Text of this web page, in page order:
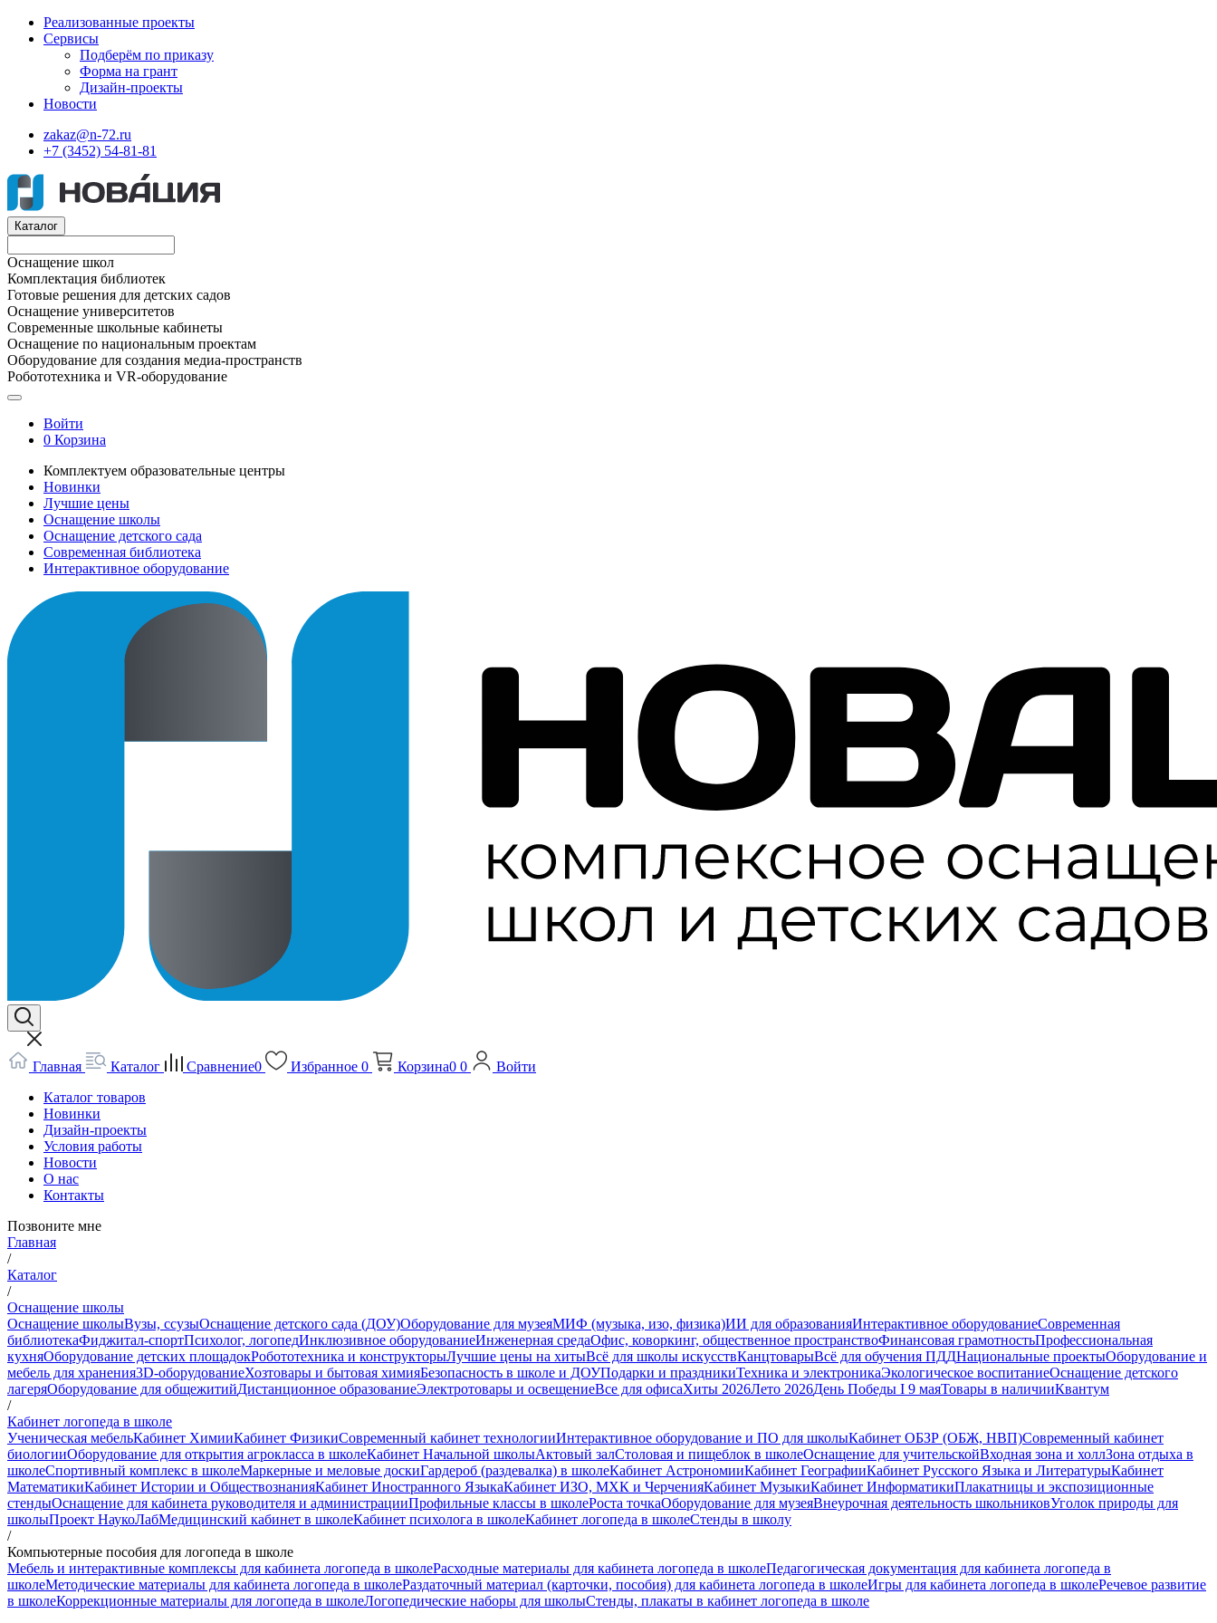
Реализованные проекты
Сервисы
Подберём по приказу
Форма на грант
Дизайн-проекты
Новости
zakaz@n-72.ru
+7 (3452) 54-81-81
Каталог
Оснащение школ
Комплектация библиотек
Готовые решения для детских садов
Оснащение университетов
Современные школьные кабинеты
Оснащение по национальным проектам
Оборудование для создания медиа-пространств
Робототехника и VR-оборудование
Войти
0 Корзина
Комплектуем образовательные центры
Новинки
Лучшие цены
Оснащение школы
Оснащение детского сада
Современная библиотека
Интерактивное оборудование
Главная Каталог Сравнение0 Избранное 0 Корзина0 0
Войти
Каталог товаров
Новинки
Дизайн-проекты
Условия работы
Новости
О нас
Контакты
Позвоните мне
Главная
/
Каталог
/
Оснащение школы
Оснащение школыВузы, ссузыОснащение детского сада (ДОУ)Оборудование для музеяМИФ (музыка, изо, физика)ИИ для образованияИнтерактивное оборудованиеСовременная
библиотекаФиджитал-спортПсихолог, логопедИнклюзивное оборудованиеИнженерная средаОфис, коворкинг, общественное пространствоФинансовая грамотностьПрофессиональная
кухняОборудование детских площадокРобототехника и конструкторыЛучшие цены на хитыВсё для школы искусствКанцтоварыВсё для обучения ПДДНациональные проектыОборудование и
мебель для хранения3D-оборудованиеХозтовары и бытовая химияБезопасность в школе и ДОУПодарки и праздникиТехника и электроникаЭкологическое воспитаниеОснащение детского
лагеряОборудование для общежитийДистанционное образованиеЭлектротовары и освещениеВсе для офисаХиты 2026Лето 2026День Победы I 9 маяТовары в наличииКвантум
/
Кабинет логопеда в школе
Ученическая мебельКабинет ХимииКабинет ФизикиСовременный кабинет технологииИнтерактивное оборудование и ПО для школыКабинет ОБЗР (ОБЖ, НВП)Современный кабинет
биологииОборудование для открытия агрокласса в школеКабинет Начальной школыАктовый залСтоловая и пищеблок в школеОснащение для учительскойВходная зона и холлЗона отдыха в
школеСпортивный комплекс в школеМаркерные и меловые доскиГардероб (раздевалка) в школеКабинет АстрономииКабинет ГеографииКабинет Русского Языка и ЛитературыКабинет
МатематикиКабинет Истории и ОбществознанияКабинет Иностранного ЯзыкаКабинет ИЗО, МХК и ЧерченияКабинет МузыкиКабинет ИнформатикиПлакатницы и экспозиционные
стендыОснащение для кабинета руководителя и администрацииПрофильные классы в школеРоста точкаОборудование для музеяВнеурочная деятельность школьниковУголок природы для
школыПроект НаукоЛабМедицинский кабинет в школеКабинет психолога в школеКабинет логопеда в школеСтенды в школу
/
Компьютерные пособия для логопеда в школе
Мебель и интерактивные комплексы для кабинета логопеда в школеРасходные материалы для кабинета логопеда в школеПедагогическая документация для кабинета логопеда в
школеМетодические материалы для кабинета логопеда в школеРаздаточный материал (карточки, пособия) для кабинета логопеда в школеИгры для кабинета логопеда в школеРечевое развитие
в школеКоррекционные материалы для логопеда в школеЛогопедические наборы для школыСтенды, плакаты в кабинет логопеда в школе